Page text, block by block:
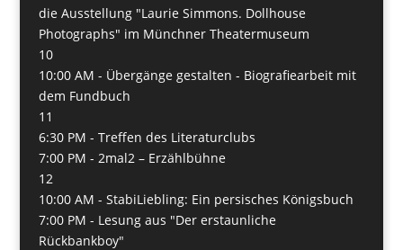
die Ausstellung "Laurie Simmons. Dollhouse
Photographs" im Münchner Theatermuseum
10
10:00 AM - Übergänge gestalten - Biografiearbeit mit
dem Fundbuch
11
6:30 PM - Treffen des Literaturclubs
7:00 PM - 2mal2 – Erzählbühne
12
10:00 AM - StabiLiebling: Ein persisches Königsbuch
7:00 PM - Lesung aus "Der erstaunliche
Rückbankboy"